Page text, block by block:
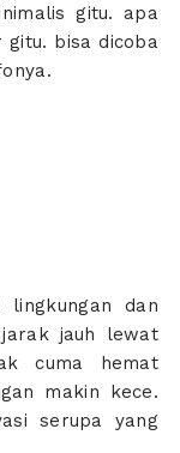
gitu. apa
bisa dicoba
dan
jauh lewat
cuma hemat
makin kece.
serupa yang